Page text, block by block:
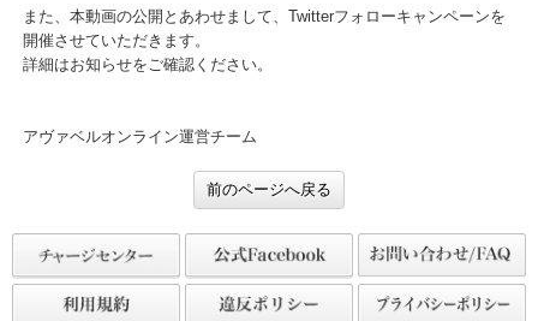
また、本動画の公開とあわせまして、Twitterフォローキャンペーン
アヴァベルオンライン運営チーム
前のページへ戻る